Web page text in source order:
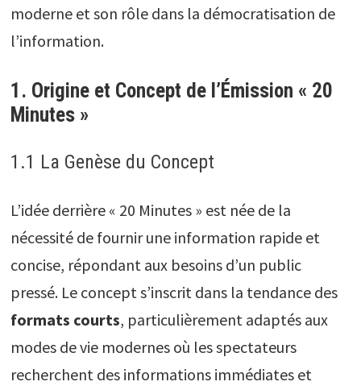
moderne et son rôle dans la démocratisation de
l’information.
1. Origine et Concept de l’Émission « 20
Minutes »
1.1 La Genèse du Concept
L’idée derrière « 20 Minutes » est née de la
nécessité de fournir une information rapide et
concise, répondant aux besoins d’un public
pressé. Le concept s’inscrit dans la tendance des
formats courts, particulièrement adaptés aux
modes de vie modernes où les spectateurs
recherchent des informations immédiates et